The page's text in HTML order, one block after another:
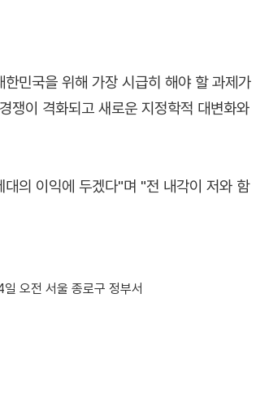
민국을 위해 가장 시급히 해야 할 과제가
쟁이 격화되고 새로운 지정학적 대변화와
의 이익에 두겠다"며 "전 내각이 저와 함
오전 서울 종로구 정부서